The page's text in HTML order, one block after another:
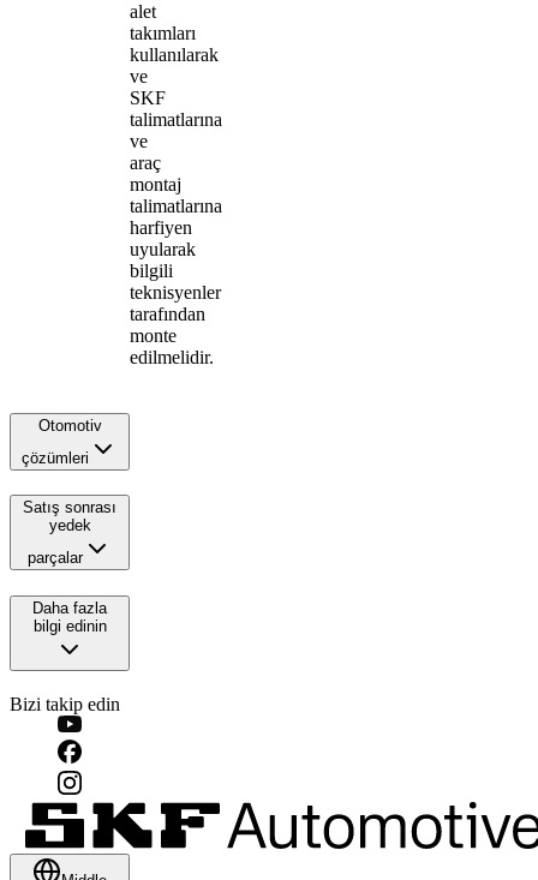
alet
takımları
kullanılarak
ve
SKF
talimatlarına
ve
araç
montaj
talimatlarına
harfiyen
uyularak
bilgili
teknisyenler
tarafından
monte
edilmelidir.
Otomotiv
çözümleri
Satış sonrası
yedek
parçalar
Daha fazla
bilgi edinin
Bizi takip edin